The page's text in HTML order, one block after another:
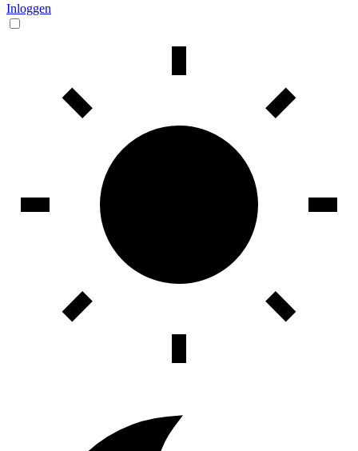
Inloggen